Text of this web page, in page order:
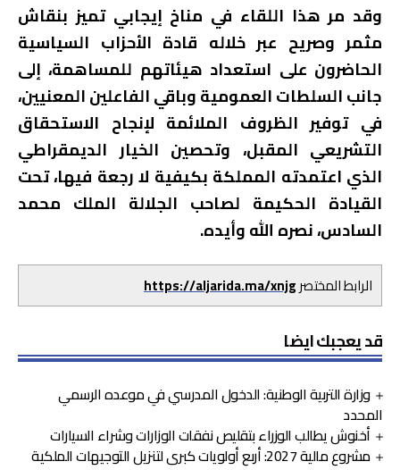
وقد مر هذا اللقاء في مناخ إيجابي تميز بنقاش
مثمر وصريح عبر خلاله قادة الأحزاب السياسية
الحاضرون على استعداد هيئاتهم للمساهمة، إلى
جانب السلطات العمومية وباقي الفاعلين المعنيين،
في توفير الظروف الملائمة لإنجاح الاستحقاق
التشريعي المقبل، وتحصين الخيار الديمقراطي
الذي اعتمدته المملكة بكيفية لا رجعة فيها، تحت
القيادة الحكيمة لصاحب الجلالة الملك محمد
السادس، نصره الله وأيده.
الرابط المختصرhttps://aljarida.ma/xnjg
قد يعجبك ايضا
وزارة التربية الوطنية: الدخول المدرسي في موعده الرسمي
المحدد
أخنوش يطالب الوزراء بتقليص نفقات الوزارات وشراء السيارات
مشروع مالية 2027: أربع أولويات كبرى لتنزيل التوجيهات الملكية